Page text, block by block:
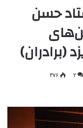
استاد حسن
(برادران)
۲ ۳۷۶